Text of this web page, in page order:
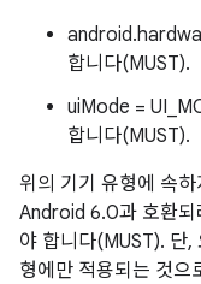
합니다(MUST).
uiMode =
합니다(MUST).
위의 기기 유형에 속
Android 6.0과 호환되
야 합니다(MUST). 단
형에만 적용되는 것으